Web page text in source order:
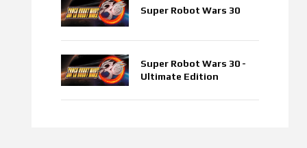
Super Robot Wars 30
Super Robot Wars 30 -
Ultimate Edition